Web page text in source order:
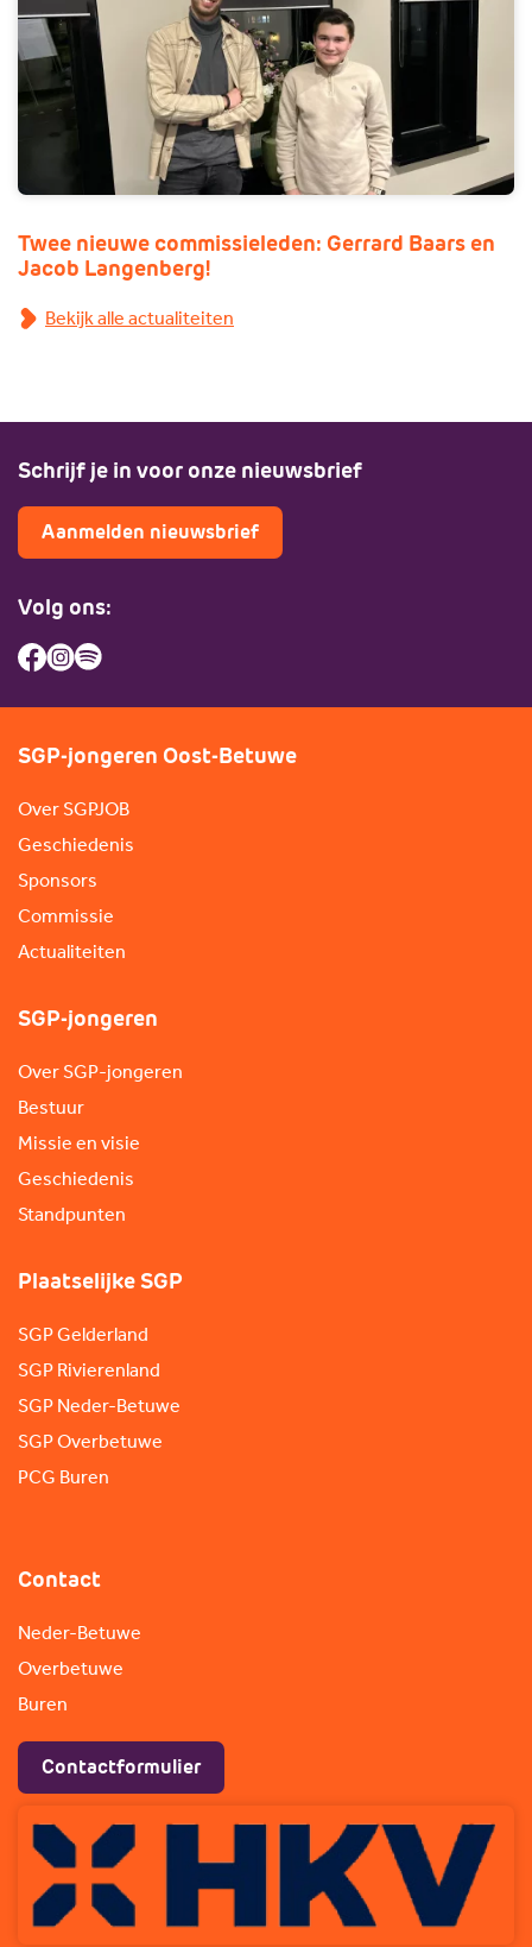
Twee nieuwe commissieleden: Gerrard Baars en
Jacob Langenberg!
Bekijk alle actualiteiten
Schrijf je in voor onze nieuwsbrief
Aanmelden nieuwsbrief
Volg ons:
SGP-jongeren Oost-Betuwe
Over SGPJOB
Geschiedenis
Sponsors
Commissie
Actualiteiten
SGP-jongeren
Over SGP-jongeren
Bestuur
Missie en visie
Geschiedenis
Standpunten
Plaatselijke SGP
SGP Gelderland
SGP Rivierenland
SGP Neder-Betuwe
SGP Overbetuwe
PCG Buren
Contact
Neder-Betuwe
Overbetuwe
Buren
Contactformulier